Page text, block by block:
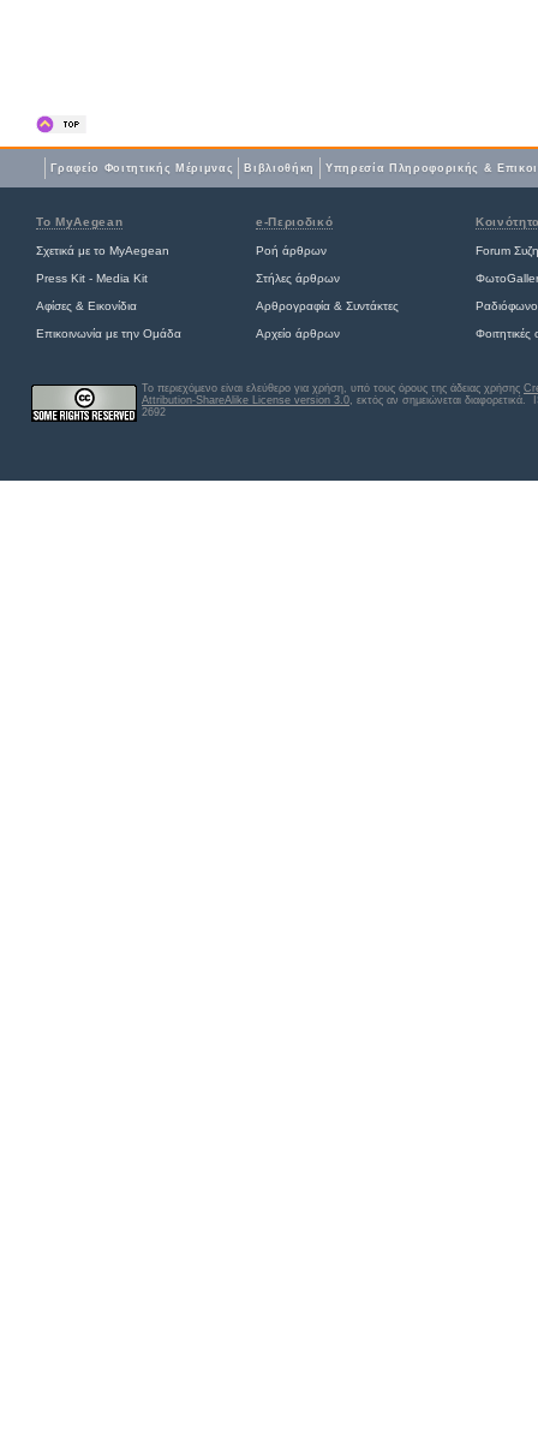
Γραφείο Φοιτητικής Μέριμνας Βιβλιοθήκη Yπηρεσία Πληροφορικής &
Το MyAegean e-Περιοδικό
Σχετικά με το MyAegean Ροή άρθρων Forum
Press Kit - Media Kit Στήλες άρθρων
Αφίσες & Εικονίδια Αρθρογραφία & Συντάκτες Ραδιόφωνο
Επικοινωνία με την Ομάδα Αρχείο άρθρων
Το περιεχόμενο είναι ελεύθερο για χρήση, υπό τους όρους της άδειας χρήσης
Attribution-ShareAlike License version 3.0, εκτός αν σημειώνεται διαφορετικά.
2692